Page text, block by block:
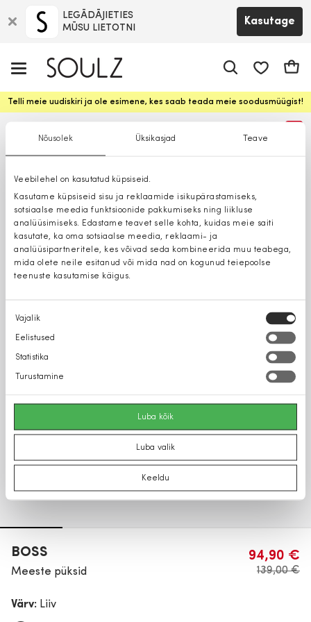
Nõusolek Üksikasjad Teave
Veebilehel on kasutatud küpsiseid.
Kasutame küpsiseid sisu ja reklaamide isikupärastamiseks,
sotsiaalse meedia funktsioonide pakkumiseks ning liikluse
analüüsimiseks. Edastame teavet selle kohta, kuidas meie saiti
kasutate, ka oma sotsiaalse meedia, reklaami- ja
analüüsipartneritele, kes võivad seda kombineerida muu teabega,
mida olete neile esitanud või mida nad on kogunud teiepoolse
teenuste kasutamise käigus.
Nõusoleku
valik
Vajalik
Eelistused
Statistika
Turustamine
Luba kõik
Luba valik
Keeldu
LEGĀDĀJIETIES
MŪSU LIETOTNI
Kasutage
Telli meie uudiskiri ja ole esimene, kes saab teada meie soodusmüügist!
BOSS
Meeste püksid
94,90 €
139,00 €
Värv: Liiv